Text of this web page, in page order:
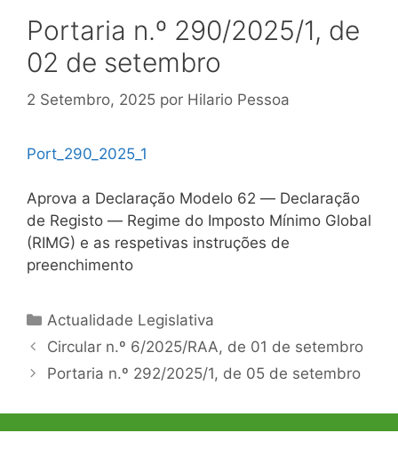
Portaria n.º 290/2025/1, de
02 de setembro
2 Setembro, 2025 por Hilario Pessoa
Port_290_2025_1
Aprova a Declaração Modelo 62 ― Declaração
de Registo ― Regime do Imposto Mínimo Global
(RIMG) e as respetivas instruções de
preenchimento
Categorias
Actualidade Legislativa
Navegação
de
Circular n.º 6/2025/RAA, de 01 de setembro
Portaria n.º 292/2025/1, de 05 de setembro